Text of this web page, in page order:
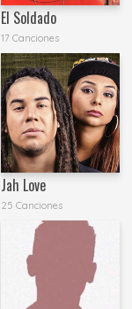
El Soldado
17 Canciones
Jah Love
25 Canciones